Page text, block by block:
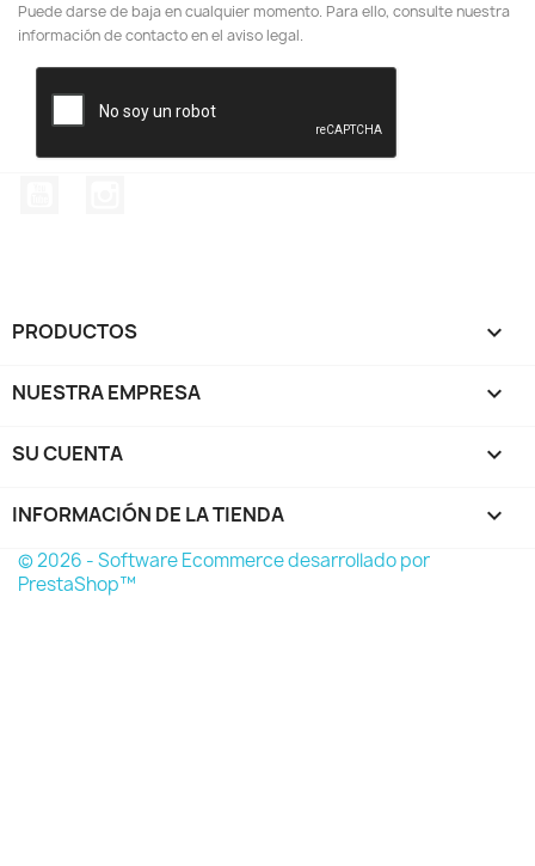
Puede darse de baja en cualquier momento. Para ello, consulte nuestra
información de contacto en el aviso legal.
PRODUCTOS 
NUESTRA EMPRESA 
SU CUENTA 
INFORMACIÓN DE LA TIENDA keyboard_arrow_down
© 2026 - Software Ecommerce desarrollado por
PrestaShop™